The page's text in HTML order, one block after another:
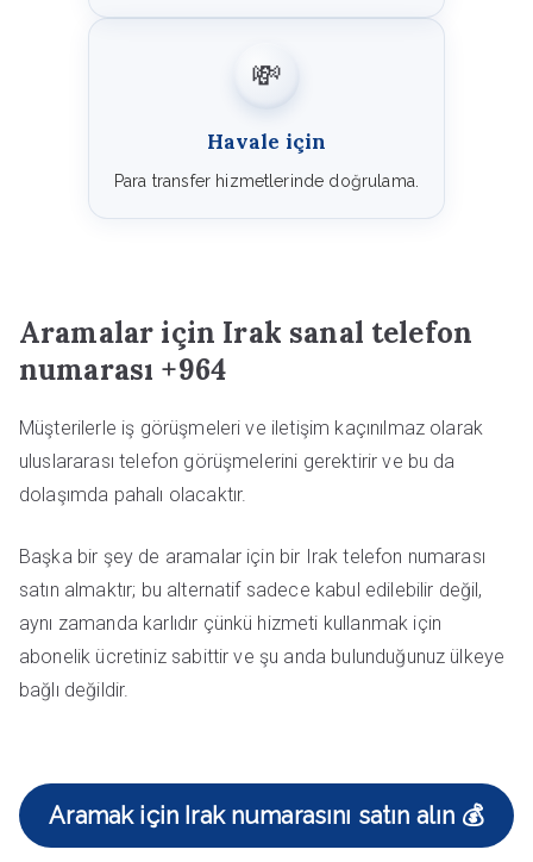
💸
Havale için
Para transfer hizmetlerinde doğrulama.
Aramalar için Irak sanal telefon
numarası +964
Müşterilerle iş görüşmeleri ve iletişim kaçınılmaz olarak
uluslararası telefon görüşmelerini gerektirir ve bu da
dolaşımda pahalı olacaktır.
Başka bir şey de aramalar için bir Irak telefon numarası
satın almaktır; bu alternatif sadece kabul edilebilir değil,
aynı zamanda karlıdır çünkü hizmeti kullanmak için
abonelik ücretiniz sabittir ve şu anda bulunduğunuz ülkeye
bağlı değildir.
Aramak için Irak numarasını satın alın 💰